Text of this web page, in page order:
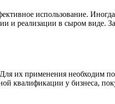
использование.
и реализации в сыром виде.
их применения необходим
квалификации у бизнеса,